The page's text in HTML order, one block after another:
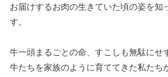
お届けするお肉の生きていた頃の姿を知
す。
牛一頭まるごとの命、すこしも無駄にせ
牛たちを家族のように育ててきた私たち